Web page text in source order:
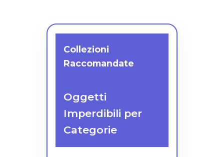
Collezioni
Raccomandate
Oggetti
Imperdibili per
Categorie